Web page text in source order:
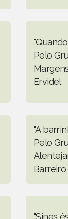
Pelo
Ervidel
"A
Pelo
Barreiro
"Sines